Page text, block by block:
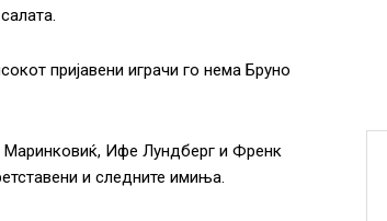
пријавени играчи го нема Бруно
Маринковиќ, Ифе Лундберг и Френк
и следните имиња.